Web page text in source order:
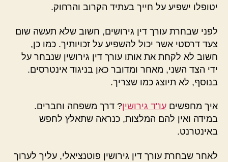
יטופלו ישפיע על חייך בעתיד הקרוב והרחוק.
לפני שבחרת עורך דין גירושים, חשוב שלא תעשה שום
צעד דרסטי אשר יכול להשפיע על זכויותיך. כמו כן,
חשוב לא לקחת את אותו עורך דין גירושין שנבחר על
ידי הצד השני, מאחר ומדובר כאן בניגוד אינטרסים.
בנוסף, לא תיוצג כמו שצריך.
איך מחפשים עו"ד גירושין? דרך משפחה וחברים.
במידה ואין להם המלצות, כנראה שתאלץ לחפש
באינטרנט.
לאחר שבחרת עורך דין גירושין פוטנציאלי, עליך לערוך